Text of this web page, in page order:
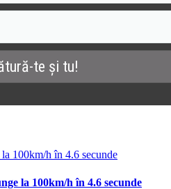
la 100km/h în 4.6 secunde